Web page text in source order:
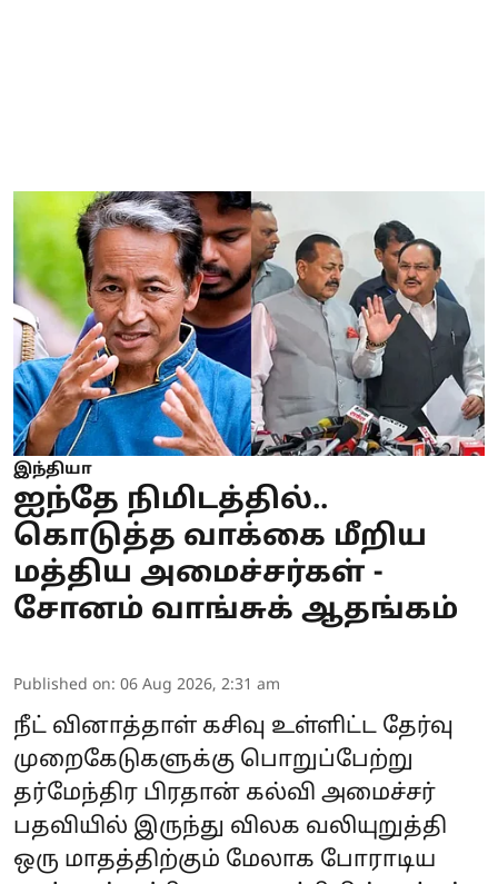
இந்தியா
ஐந்தே நிமிடத்தில்..
கொடுத்த வாக்கை மீறிய
மத்திய அமைச்சர்கள் -
சோனம் வாங்சுக் ஆதங்கம்
Published on: 06 Aug 2026, 2:31 am
நீட் வினாத்தாள் கசிவு உள்ளிட்ட தேர்வு
முறைகேடுகளுக்கு பொறுப்பேற்று
தர்மேந்திர பிரதான் கல்வி அமைச்சர்
பதவியில் இருந்து விலக வலியுறுத்தி
ஒரு மாதத்திற்கும் மேலாக போராடிய